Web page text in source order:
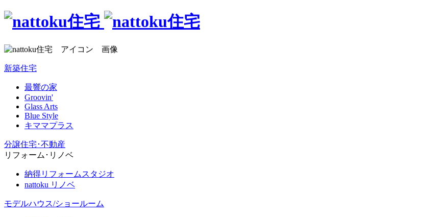
新築住宅
最響の家
Groovin'
Glass Arts
Blue Style
キママプラス
分譲住宅･不動産
リフォーム･リノベ
納得リフォームスタジオ
nattoku リノベ
モデルハウス/ショールーム